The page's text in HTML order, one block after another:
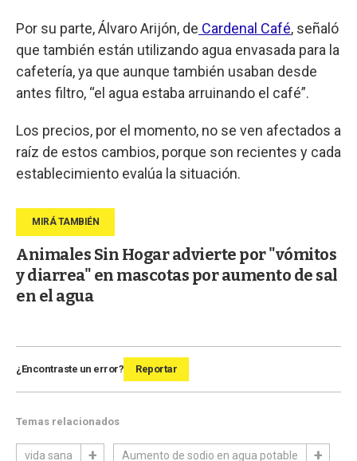
Por su parte, Álvaro Arijón, de Cardenal Café, señaló
que también están utilizando agua envasada para la
cafetería, ya que aunque también usaban desde
antes filtro, “el agua estaba arruinando el café”.
Los precios, por el momento, no se ven afectados a
raíz de estos cambios, porque son recientes y cada
establecimiento evalúa la situación.
Animales Sin Hogar advierte por "vómitos
y diarrea" en mascotas por aumento de sal
en el agua
¿Encontraste un error? Reportar
Temas relacionados
vida sana Aumento de sodio en agua potable